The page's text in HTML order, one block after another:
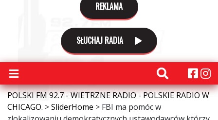
REKLAMA
SŁUCHAJ RADIA
POLSKI FM 92.7 - WIETRZNE RADIO - POLSKIE RADIO W
CHICAGO. >SliderHome > FBI ma pomóc w